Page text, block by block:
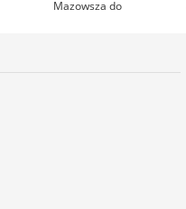
Mazowsza do